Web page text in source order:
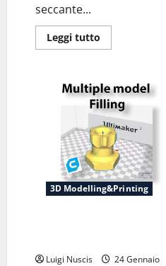
seccante...
Leggi tutto
di
Smartphone
per
RC
DJI
Spark
e
DJI
Mavic
Air
3D Modelling&Printing
Luigi Nuscis
24 Gennaio